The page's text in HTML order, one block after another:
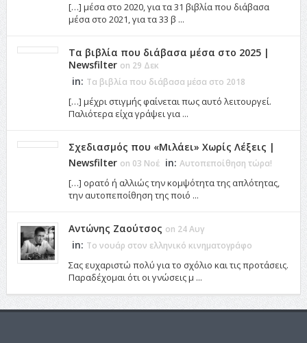
[…] μέσα στο 2020, για τα 31 βιβλία που διάβασα
μέσα στο 2021, για τα 33 β ...
Τα βιβλία που διάβασα μέσα στο 2025 |
Newsfilter on 29 Δεκ
in: Τα βιβλία που διάβασα μέσα στο 2018
[…] μέχρι στιγμής φαίνεται πως αυτό λειτουργεί.
Παλιότερα είχα γράψει για ...
Σχεδιασμός που «Μιλάει» Χωρίς Λέξεις |
Newsfilter on 03 Νοέ in: Αυτοπεποίθηση τώρα!
[…] ορατό ή αλλιώς την κομψότητα της απλότητας,
την αυτοπεποίθηση της ποιό ...
Αντώνης Ζαούτσος on 24 Αυγ
in: Το νουάρ στον ελληνικό κινηματογράφο
Σας ευχαριστώ πολύ για το σχόλιο και τις προτάσεις.
Παραδέχομαι ότι οι γνώσεις μ ...